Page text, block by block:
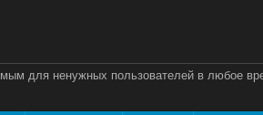
для ненужных пользователей в любое